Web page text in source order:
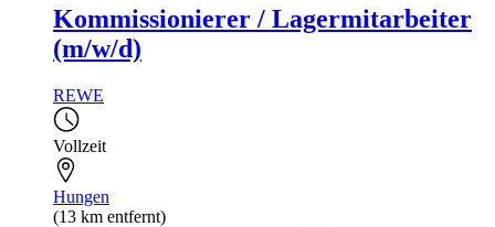
Kommissionierer / Lagermitarbeiter
(m/w/d)
REWE
Vollzeit
Hungen
(13 km entfernt)